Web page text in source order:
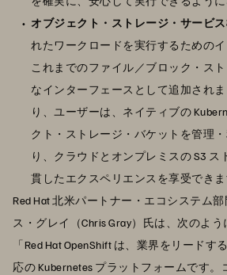
オブジェクト・ストレージ・サービ
れたワークロードを実行するためのイ
これまでのファイル／ブロック・ス
なインターフェースとして追加され
り、ユーザーは、ネイティブの
クト・ストレージ・バケットを管理
り、クラウドとオンプレミスの S3 ス
貫したエクスペリエンスを享受できま
Red Hat 北米パートナー・エコシステム部
ス・グレイ（Chris Gray）氏は、次のよう
「Red Hat OpenShift は、業界をリード
応の Kubernetes プラットフォームです